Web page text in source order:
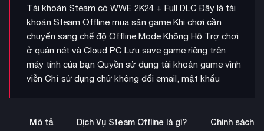
Tài khoản Steam có WWE 2K24 + Full DLC Đây là tài
khoản Steam Offline mua sẵn game Khi chơi cần
chuyển sang chế độ Offline Mode Không Hỗ Trợ chơi
ở quán nét và Cloud PC Lưu save game riêng trên
máy tính của bạn Quyền sử dụng tài khoản game vĩnh
viễn Chỉ sử dụng chứ không đổi email, mật khẩu
Mô tả Dịch Vụ Steam Offline là gì? Chính sách